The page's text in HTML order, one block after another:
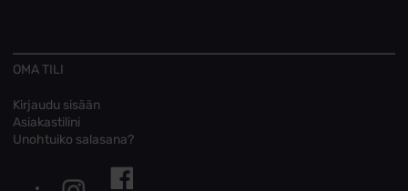
OMA TILI
Kirjaudu sisään
Asiakastilini
Unohtuiko salasana?